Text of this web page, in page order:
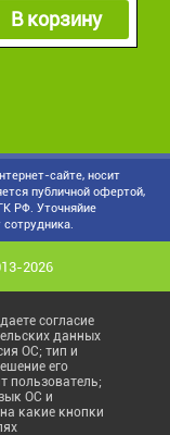
В корзину
сайте, носит
публичной офертой,
РФ. Уточняйие
2026
согласие
данных
ОС; тип и
его
пользователь;
ОС и
какие кнопки